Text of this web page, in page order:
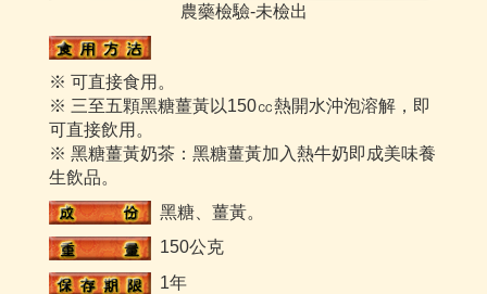
農藥檢驗-未檢出
※ 可直接食用。
※ 三至五顆黑糖薑黃以150㏄熱開水沖泡溶解，即
可直接飲用 。
※ 黑糖薑黃奶茶：黑糖薑黃加入熱牛奶即成美味養
生飲品。
黑糖、薑黃。
150公克
1年